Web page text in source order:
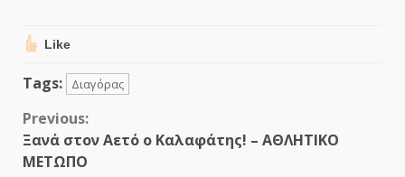
Like
Tags: Διαγόρας
Continue
Reading
Previous:
Ξανά στον Αετό ο Καλαφάτης! – ΑΘΛΗΤΙΚΟ
ΜΕΤΩΠΟ